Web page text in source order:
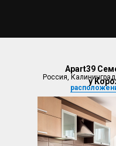
Apart39
у
Россия,